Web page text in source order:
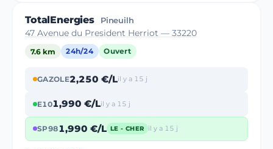
TotalEnergies Pineuilh
47 Avenue du President Herriot — 33220
7.6 km 24h/24 Ouvert
GAZOLE2,250 €/Lil y a 15 j
E101,990 €/Lil y a 15 j
SP981,990 €/L LE - CHER il y a 15 j